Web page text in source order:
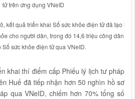
tử trên ứng dụng VNeID
kết quả triển khai Sổ sức khỏe điện tử đã tạo lập
cho người dân, trong đó 14,6 triệu công dân đã
Sổ sức khỏe điện tử qua VNeID.
khai thí điểm cấp Phiếu lý lịch tư pháp
Huế đã tiếp nhận hơn 50 nghìn hồ sơ
qua VNeID, chiếm hơn 70% tổng số